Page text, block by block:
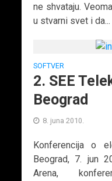
ne shvataju.
u stvarni svet i da...
SOFTVER
2. SEE
Beograd
8. juna 2010.
Konferencija o
Beograd, 7. jun
Arena,